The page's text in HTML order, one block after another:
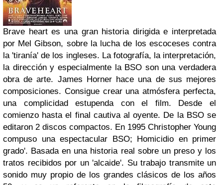
Brave heart es una gran historia dirigida e interpretada
por Mel Gibson, sobre la lucha de los escoceses contra
la 'tiranía' de los ingleses. La fotografía, la interpretación,
la dirección y especialmente la BSO son una verdadera
obra de arte. James Horner hace una de sus mejores
composiciones. Consigue crear una atmósfera perfecta,
una complicidad estupenda con el film. Desde el
comienzo hasta el final cautiva al oyente. De la BSO se
editaron 2 discos compactos. En 1995 Christopher Young
compuso una espectacular BSO; Homicidio en primer
grado'. Basada en una historia real sobre un preso y los
tratos recibidos por un 'alcaide'. Su trabajo transmite un
sonido muy propio de los grandes clásicos de los años